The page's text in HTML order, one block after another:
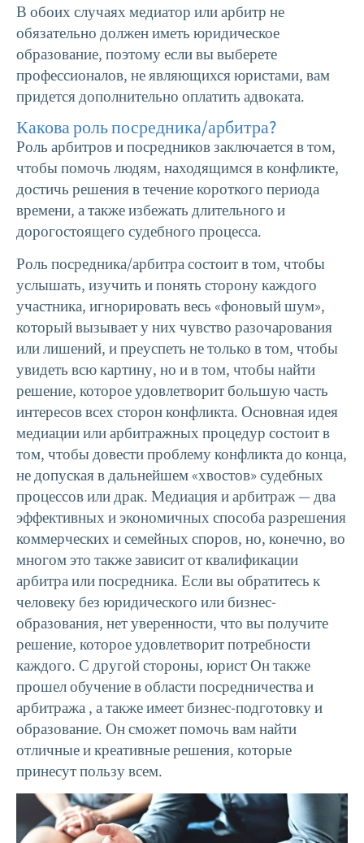
В обоих случаях медиатор или арбитр не
обязательно должен иметь юридическое
образование, поэтому если вы выберете
профессионалов, не являющихся юристами, вам
придется дополнительно оплатить адвоката.
Какова роль посредника/арбитра?
Роль арбитров и посредников заключается в том,
чтобы помочь людям, находящимся в конфликте,
достичь решения в течение короткого периода
времени, а также избежать длительного и
дорогостоящего судебного процесса.
Роль посредника/арбитра состоит в том, чтобы
услышать, изучить и понять сторону каждого
участника, игнорировать весь «фоновый шум»,
который вызывает у них чувство разочарования
или лишений, и преуспеть не только в том, чтобы
увидеть всю картину, но и в том, чтобы найти
решение, которое удовлетворит большую часть
интересов всех сторон конфликта. Основная идея
медиации или арбитражных процедур состоит в
том, чтобы довести проблему конфликта до конца,
не допуская в дальнейшем «хвостов» судебных
процессов или драк. Медиация и арбитраж — два
эффективных и экономичных способа разрешения
коммерческих и семейных споров, но, конечно, во
многом это также зависит от квалификации
арбитра или посредника. Если вы обратитесь к
человеку без юридического или бизнес-
образования, нет уверенности, что вы получите
решение, которое удовлетворит потребности
каждого. С другой стороны, юристОн также
прошел обучение в области посредничества и
арбитража , а также имеет бизнес-подготовку и
образование. Он сможет помочь вам найти
отличные и креативные решения, которые
принесут пользу всем.